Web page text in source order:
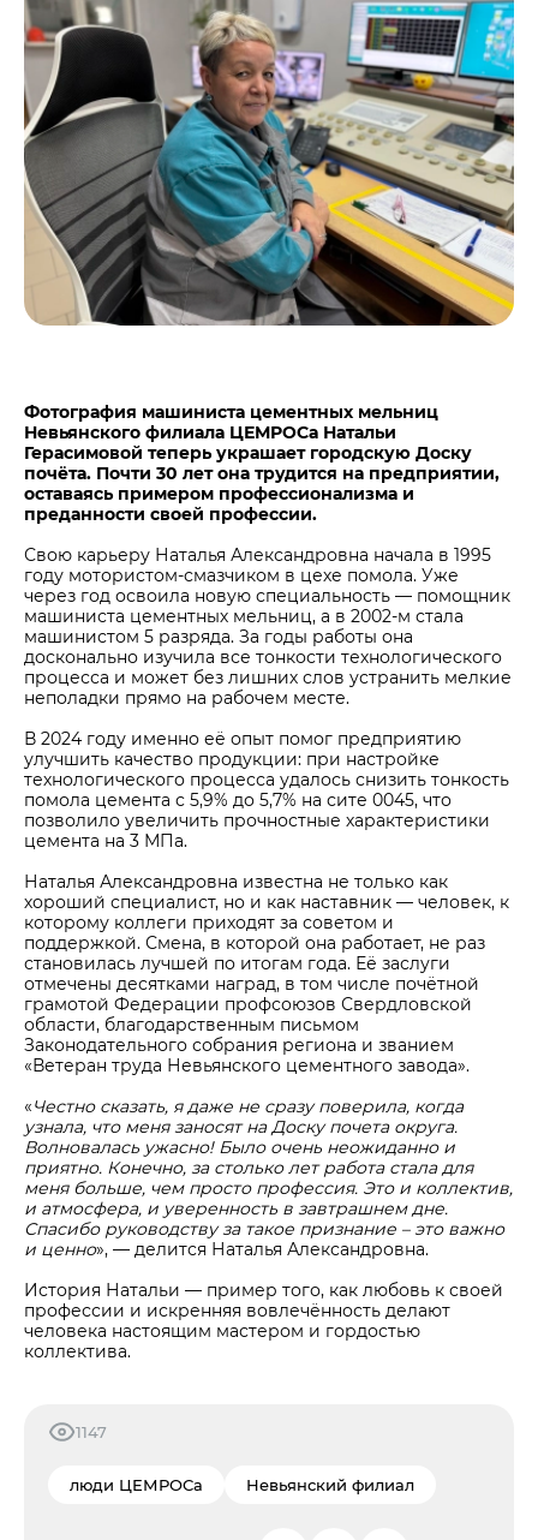
Фотография машиниста цементных мельниц
Невьянского филиала ЦЕМРОСа Натальи
Герасимовой теперь украшает городскую Доску
почёта. Почти 30 лет она трудится на предприятии,
оставаясь примером профессионализма и
преданности своей профессии.
Свою карьеру Наталья Александровна начала в 1995
году мотористом-смазчиком в цехе помола. Уже
через год освоила новую специальность — помощник
машиниста цементных мельниц, а в 2002-м стала
машинистом 5 разряда. За годы работы она
досконально изучила все тонкости технологического
процесса и может без лишних слов устранить мелкие
неполадки прямо на рабочем месте.
В 2024 году именно её опыт помог предприятию
улучшить качество продукции: при настройке
технологического процесса удалось снизить тонкость
помола цемента с 5,9% до 5,7% на сите 0045, что
позволило увеличить прочностные характеристики
цемента на 3 МПа.
Наталья Александровна известна не только как
хороший специалист, но и как наставник — человек, к
которому коллеги приходят за советом и
поддержкой. Смена, в которой она работает, не раз
становилась лучшей по итогам года. Её заслуги
отмечены десятками наград, в том числе почётной
грамотой Федерации профсоюзов Свердловской
области, благодарственным письмом
Законодательного собрания региона и званием
«Ветеран труда Невьянского цементного завода».
«Честно сказать, я даже не сразу поверила, когда
узнала, что меня заносят на Доску почета округа.
Волновалась ужасно! Было очень неожиданно и
приятно. Конечно, за столько лет работа стала для
меня больше, чем просто профессия. Это и коллектив,
и атмосфера, и уверенность в завтрашнем дне.
Спасибо руководству за такое признание – это важно
и ценно», — делится Наталья Александровна.
История Натальи — пример того, как любовь к своей
профессии и искренняя вовлечённость делают
человека настоящим мастером и гордостью
коллектива.
1147
люди ЦЕМРОСа Невьянский филиал
Центры дистрибуции
Реализация ТМЦ и непрофильных активов
Политика в области закупок
В помощь поставщику
Не только цемент
Люди ЦЕМРОСа
Технологии и тренды
Издание для клиентов
Аналитика цементной отрасли
Медиабанк
Пресса о нас
Контакты
Контакты